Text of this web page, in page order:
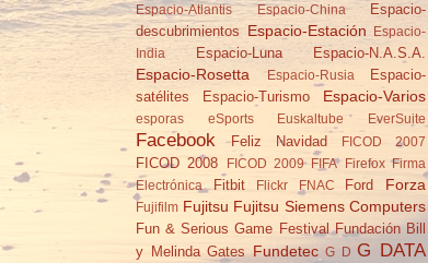
Espacio-Atlantis Espacio-China
Espacio-
descubrimientos Espacio-Estación
Espacio-
India
Espacio-Luna Espacio-N.A.S.A.
Espacio-Rosetta Espacio-Rusia
Espacio-
satélites
Espacio-Turismo Espacio-Varios
esporas eSports Euskaltube EverSuite
Facebook Feliz Navidad FICOD 2007
FICOD 2008 FICOD 2009 FIFA Firefox Firma
Electrónica
Fitbit Flickr FNAC Ford Forza
Fujifilm Fujitsu Fujitsu Siemens Computers
Fun & Serious Game Festival Fundación Bill
y Melinda Gates Fundetec G D G DATA